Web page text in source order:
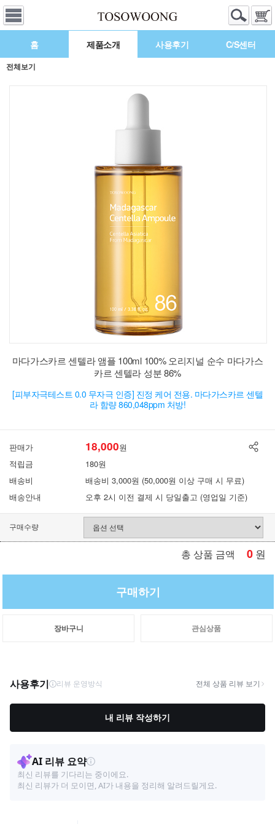
홈 제품소개 사용후기 C/S센터
전체보기
마다가스카르 센텔라 앰플 100ml 100% 오리지널 순수 마다가스
카르 센텔라 성분 86%
[피부자극테스트 0.0 무자극 인증] 진정 케어 전용. 마다가스카르 센텔
라 함량 860,048ppm 처방!
판매가 18,000원
적립금
180원
배송비
배송비 3,000원 (50,000원 이상 구매 시 무료)
배송안내
오후 2시 이전 결제 시 당일출고 (영업일 기준)
구매수량
총 상품 금액 0 원
구매하기
장바구니 관심상품